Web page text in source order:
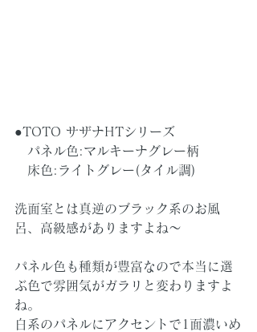
●TOTO サザナHTシリーズ
パネル色:マルキーナグレー柄
床色:ライトグレー(タイル調)
洗面室とは真逆のブラック系のお風
呂、高級感がありますよね～
パネル色も種類が豊富なので本当に選
ぶ色で雰囲気がガラリと変わりますよ
ね。
白系のパネルにアクセントで1面濃いめ